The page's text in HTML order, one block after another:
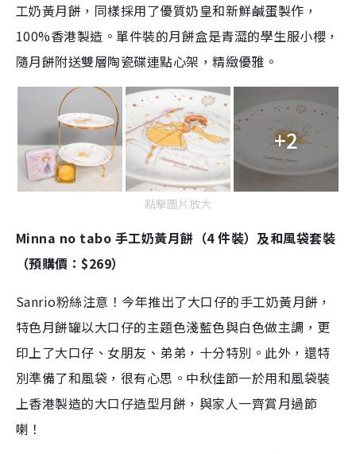
工奶黃月餅，同樣採用了優質奶皇和新鮮鹹蛋製作，
100%香港製造。單件裝的月餅盒是青澀的學生服小櫻，
隨月餅附送雙層陶瓷碟連點心架，精緻優雅。
+2
點擊圖片放大
Minna no tabo 手工奶黃月餅（4 件裝）及和風袋套裝
（預購價：$269）
Sanrio粉絲注意！今年推出了大口仔的手工奶黃月餅，
特色月餅罐以大口仔的主題色淺藍色與白色做主調，更
印上了大口仔、女朋友、弟弟，十分特別。此外，還特
別準備了和風袋，很有心思。中秋佳節一於用和風袋裝
上香港製造的大口仔造型月餅，與家人一齊賞月過節
喇！